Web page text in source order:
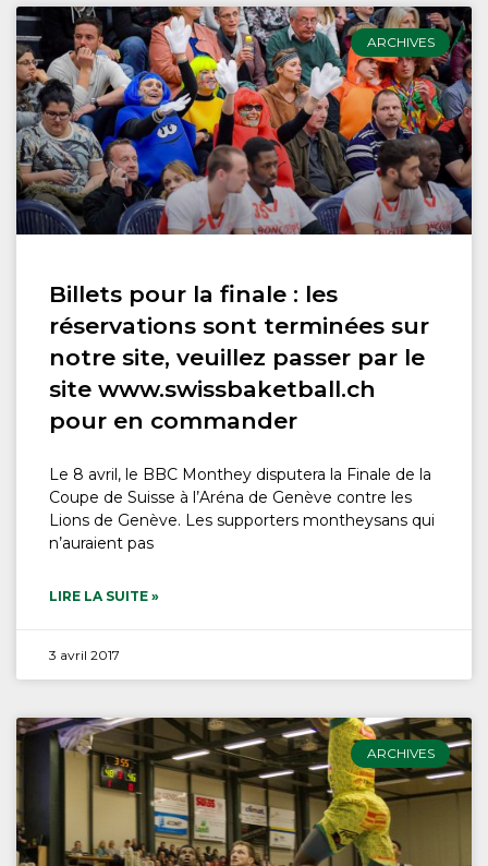
ARCHIVES
Billets pour la finale : les
réservations sont terminées sur
notre site, veuillez passer par le
site www.swissbaketball.ch
pour en commander
Le 8 avril, le BBC Monthey disputera la Finale de la
Coupe de Suisse à l’Aréna de Genève contre les
Lions de Genève. Les supporters montheysans qui
n’auraient pas
LIRE LA SUITE »
3 avril 2017
ARCHIVES